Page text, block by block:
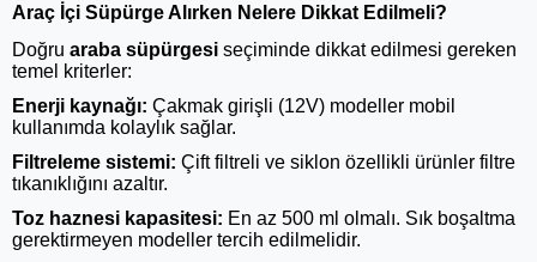
Araç İçi Süpürge Alırken Nelere Dikkat Edilmeli?
Doğru araba süpürgesi seçiminde dikkat edilmesi gereken
temel kriterler:
Enerji kaynağı: Çakmak girişli (12V) modeller mobil
kullanımda kolaylık sağlar.
Filtreleme sistemi: Çift filtreli ve siklon özellikli ürünler filtre
tıkanıklığını azaltır.
Toz haznesi kapasitesi: En az 500 ml olmalı. Sık boşaltma
gerektirmeyen modeller tercih edilmelidir.